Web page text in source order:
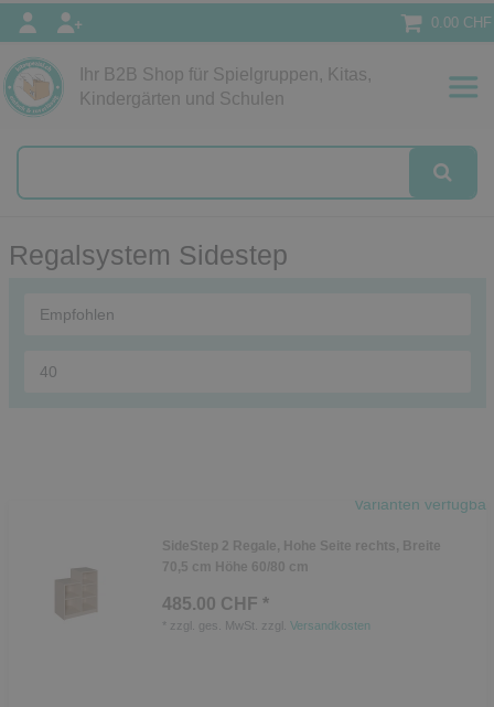
0.00 CHF
Ihr B2B Shop für Spielgruppen, Kitas,
Kindergärten und Schulen
Papeterie
Regalsystem Sidestep
Varianten verfügbar
SideStep 2 Regale, Hohe Seite rechts, Breite
70,5 cm Höhe 60/80 cm
485.00 CHF *
zzgl. ges. MwSt. zzgl. Versandkosten